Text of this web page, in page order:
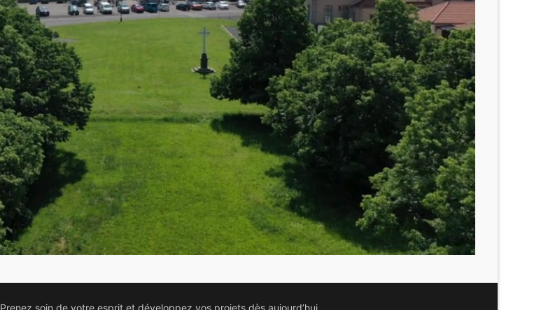
Prenez soin de votre esprit et développez vos projets dès aujourd’hui.